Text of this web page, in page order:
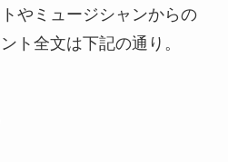
やミュージシャンからの
ト全文は下記の通り。